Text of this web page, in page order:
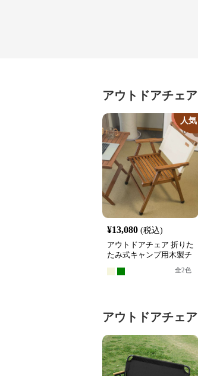
アウトドアチェア
人気
¥13,080 (税込)
アウトドアチェア 折りた
たみ式キャンプ用木製チ
全2色
アウトドアチェア